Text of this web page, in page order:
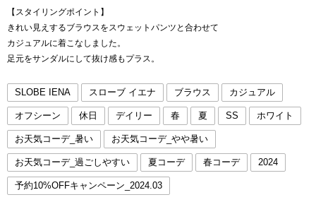
【スタイリングポイント】
きれい見えするブラウスをスウェットパンツと合わせて
カジュアルに着こなしました。
足元をサンダルにして抜け感もプラス。
SLOBE IENA スローブ イエナ ブラウス カジュアル
オフシーン 休日 デイリー 春 夏 SS ホワイト
お天気コーデ_暑い お天気コーデ_やや暑い
お天気コーデ_過ごしやすい 夏コーデ 春コーデ 2024
予約10%OFFキャンペーン_2024.03